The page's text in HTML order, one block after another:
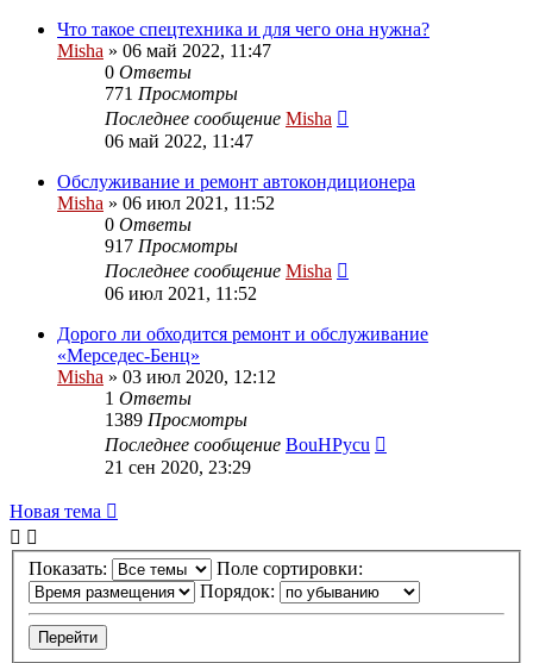
Что такое спецтехника и для чего она нужна?
Misha » 06 май 2022, 11:47
0 Ответы
771 Просмотры
Последнее сообщение Misha
06 май 2022, 11:47
Обслуживание и ремонт автокондиционера
Misha » 06 июл 2021, 11:52
0 Ответы
917 Просмотры
Последнее сообщение Misha
06 июл 2021, 11:52
Дорого ли обходится ремонт и обслуживание
«Мерседес-Бенц»
Misha » 03 июл 2020, 12:12
1 Ответы
1389 Просмотры
Последнее сообщение BouHPycu
21 сен 2020, 23:29
Новая тема
Показать:
Поле сортировки:
Порядок: